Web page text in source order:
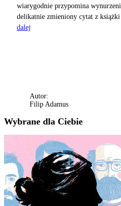
wiarygodnie przypomina
delikatnie zmieniony cytat z
dalej
Autor:
Filip Adamus
Wybrane dla Ciebie